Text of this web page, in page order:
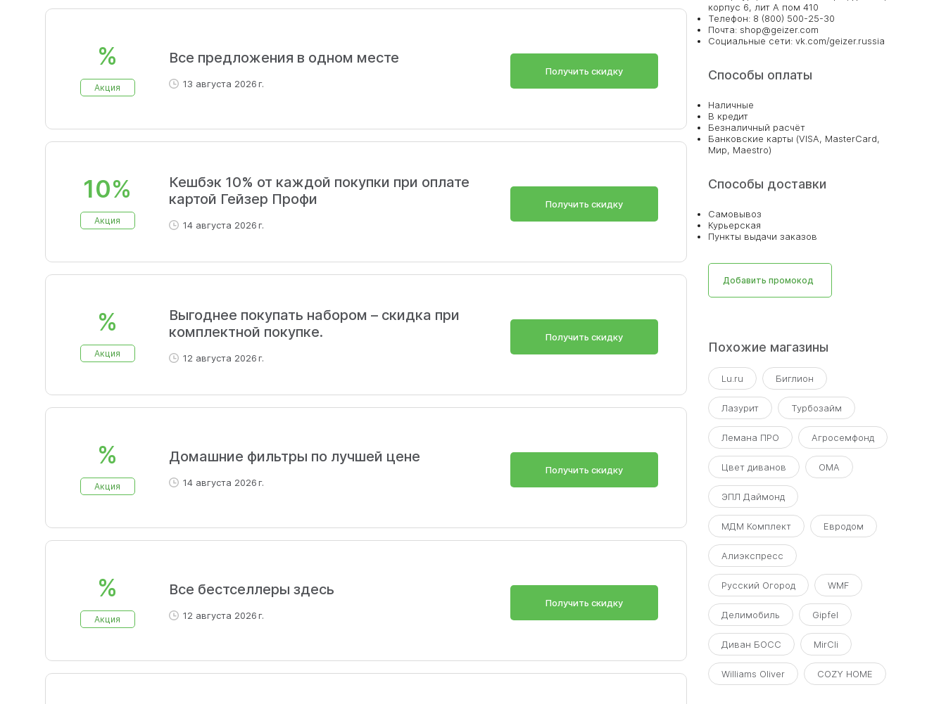
%
Акция
Все предложения в одном месте
13 августа 2026 г.
Получить скидку
10%
Акция
Кешбэк 10% от каждой покупки при оплате
картой Гейзер Профи
14 августа 2026 г.
Получить скидку
%
Акция
Выгоднее покупать набором – скидка при
комплектной покупке.
12 августа 2026 г.
Получить скидку
%
Акция
Домашние фильтры по лучшей цене
14 августа 2026 г.
Получить скидку
%
Акция
Все бестселлеры здесь
12 августа 2026 г.
Получить скидку
корпус 6, лит А пом 410
Телефон: 8 (800) 500-25-30
Почта: shop@geizer.com
Социальные сети: vk.com/geizer.russia
Способы оплаты
Наличные
В кредит
Безналичный расчёт
Банковские карты (VISA, MasterCard,
Мир, Maestro)
Способы доставки
Самовывоз
Курьерская
Пункты выдачи заказов
Добавить промокод
Похожие магазины
Lu.ru Биглион
Лазурит Турбозайм
Лемана ПРО Агросемфонд
Цвет диванов ОМА
ЭПЛ Даймонд
МДМ Комплект Евродом
Алиэкспресс
Русский Огород WMF
Делимобиль Gipfel
Диван БОСС MirCli
Williams Oliver COZY HOME